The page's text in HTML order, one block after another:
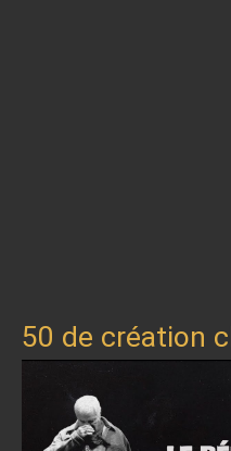
50 de création